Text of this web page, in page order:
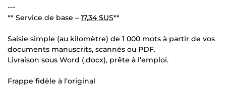
---
** Service de base – 17,34 $US**
Saisie simple (au kilomètre) de 1 000 mots à partir de vos
documents manuscrits, scannés ou PDF.
Livraison sous Word (.docx), prête à l’emploi.
Frappe fidèle à l’original